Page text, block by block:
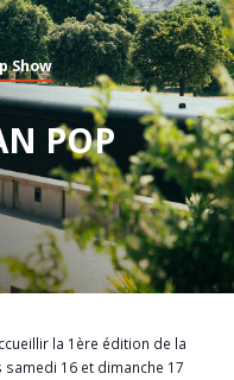
Show
POP
la 1ère édition de la
samedi 16 et dimanche 17